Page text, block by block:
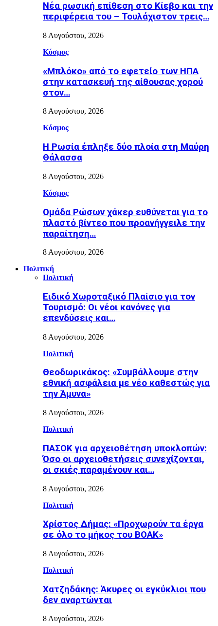
Nέα ρωσική επίθεση στο Κίεβο και την
περιφέρεια του – Τουλάχιστον τρεις…
8 Αυγούστου, 2026
Κόσμος
«Μπλόκο» από το εφετείο των ΗΠΑ
στην κατασκευή της αίθουσας χορού
στον…
8 Αυγούστου, 2026
Κόσμος
Η Ρωσία έπληξε δύο πλοία στη Μαύρη
Θάλασσα
8 Αυγούστου, 2026
Κόσμος
Ομάδα Ρώσων χάκερ ευθύνεται για το
πλαστό βίντεο που προανήγγειλε την
παραίτηση…
8 Αυγούστου, 2026
Πολιτική
Πολιτική
Ειδικό Χωροταξικό Πλαίσιο για τον
Τουρισμό: Οι νέοι κανόνες για
επενδύσεις και…
8 Αυγούστου, 2026
Πολιτική
Θεοδωρικάκος: «Συμβάλλουμε στην
εθνική ασφάλεια με νέο καθεστώς για
την Άμυνα»
8 Αυγούστου, 2026
Πολιτική
ΠΑΣΟΚ για αρχειοθέτηση υποκλοπών:
Όσο οι αρχειοθετήσεις συνεχίζονται,
οι σκιές παραμένουν και…
8 Αυγούστου, 2026
Πολιτική
Χρίστος Δήμας: «Προχωρούν τα έργα
σε όλο το μήκος του ΒΟΑΚ»
8 Αυγούστου, 2026
Πολιτική
Χατζηδάκης: Άκυρες οι εγκύκλιοι που
δεν αναρτώνται
8 Αυγούστου, 2026